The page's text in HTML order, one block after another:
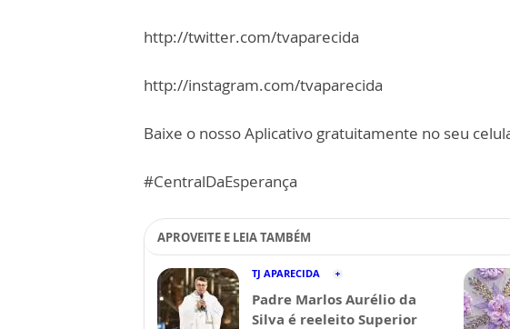
http://twitter.com/tvaparecida
http://instagram.com/tvaparecida
Baixe o nosso Aplicativo gratuitamente no seu
#CentralDaEsperança
APROVEITE E LEIA TAMBÉM
TJ APARECIDA
Padre Marlos Aurélio da
Silva é reeleito Superior